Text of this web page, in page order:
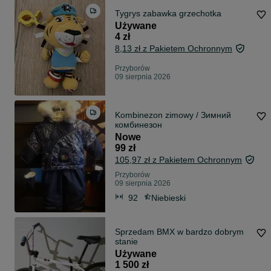
Tygrys zabawka grzechotka
Używane
4 zł
8,13 zł z Pakietem Ochronnym
Przyborów
09 sierpnia 2026
Kombinezon zimowy / Зимний
комбинезон
Nowe
99 zł
105,97 zł z Pakietem Ochronnym
Przyborów
09 sierpnia 2026
92 Niebieski
Sprzedam BMX w bardzo dobrym
stanie
Używane
1 500 zł